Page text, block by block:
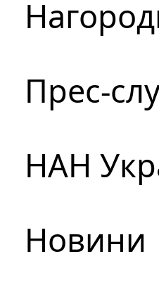
Прес-
НАН
Новини